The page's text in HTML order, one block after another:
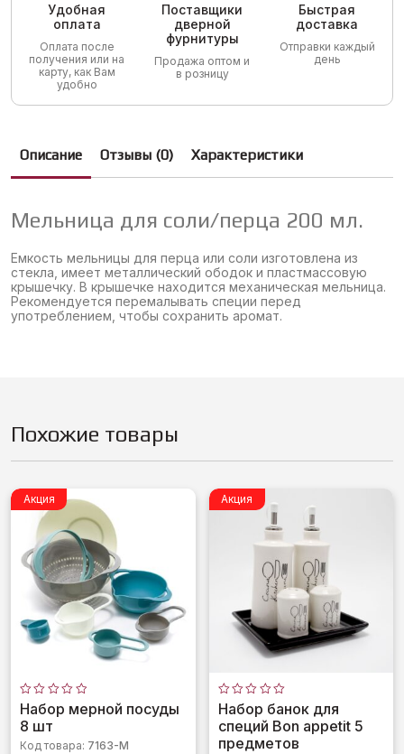
Удобная
оплата
Оплата после
получения или на
карту, как Вам
удобно
Поставщики
дверной
фурнитуры
Продажа оптом и
в розницу
Быстрая
доставка
Отправки каждый
день
Описание Отзывы (0) Характеристики
Мельница для соли/перца 200 мл.
Емкость мельницы для перца или соли изготовлена из
стекла, имеет металлический ободок и пластмассовую
крышечку. В крышечке находится механическая мельница.
Рекомендуется перемалывать специи перед
употреблением, чтобы сохранить аромат.
Похожие товары
Акция
Оценка
0
из
Набор мерной посуды
8 шт
Код товара: 7163-М
Акция
Оценка
0
из
Набор банок для
специй Bon appetit 5
предметов